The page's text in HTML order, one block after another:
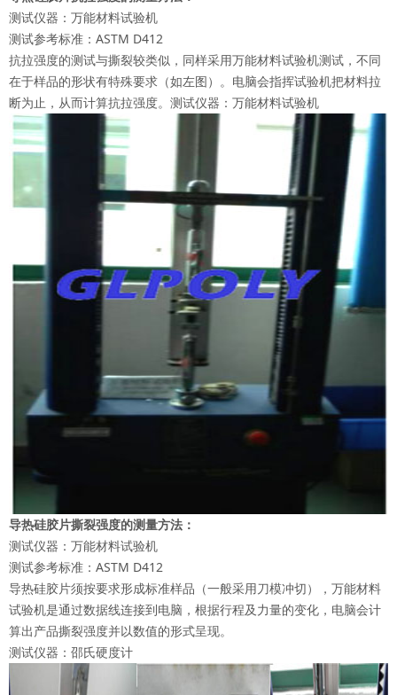
测试仪器：万能材料试验机
测试参考标准：ASTM D412
抗拉强度的测试与撕裂较类似，同样采用万能材料试验机测试，不同
在于样品的形状有特殊要求（如左图）。电脑会指挥试验机把材料拉
断为止，从而计算抗拉强度。测试仪器：万能材料试验机
导热硅胶片撕裂强度的测量方法：
测试仪器：万能材料试验机
测试参考标准：ASTM D412
导热硅胶片须按要求形成标准样品（一般采用刀模冲切），万能材料
试验机是通过数据线连接到电脑，根据行程及力量的变化，电脑会计
算出产品撕裂强度并以数值的形式呈现。
测试仪器：邵氏硬度计